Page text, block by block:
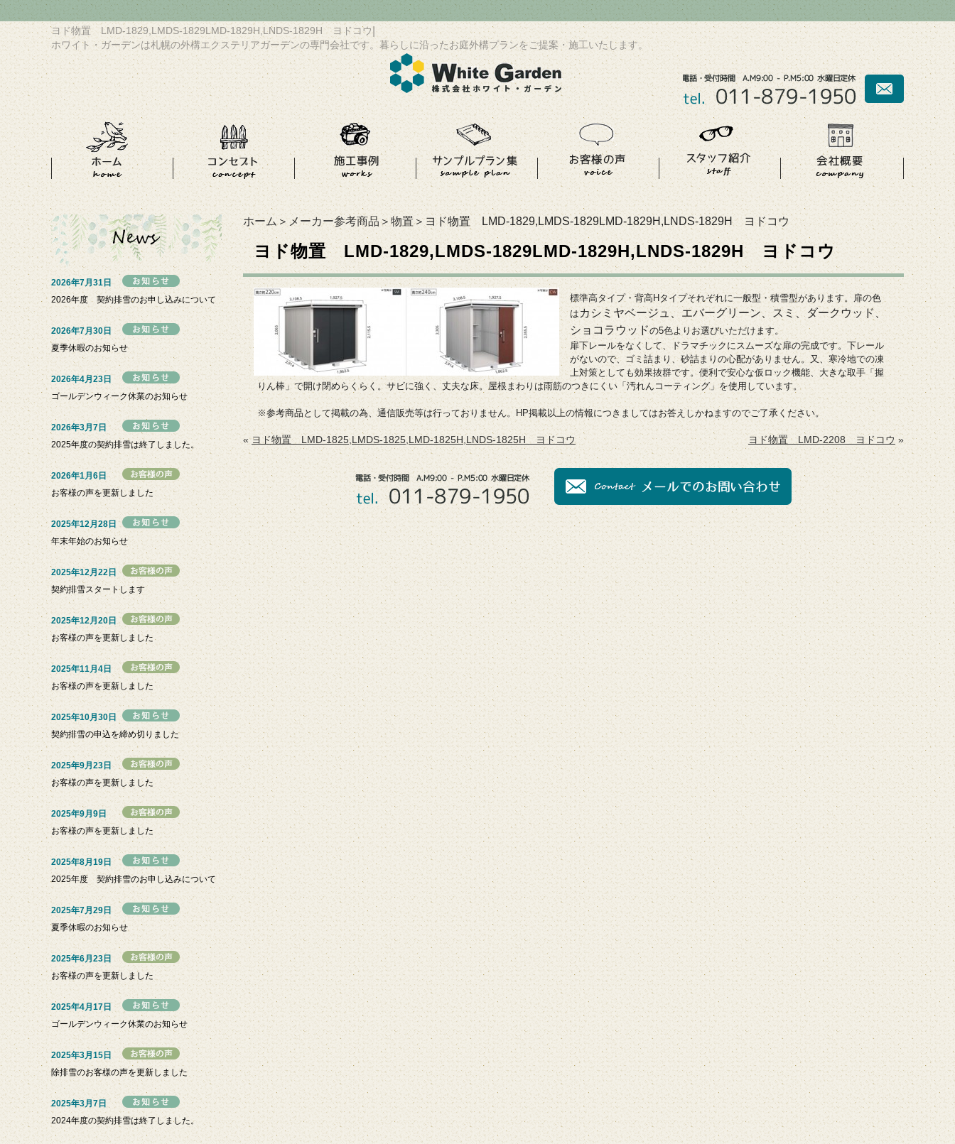
ヨド物置 LMD-1829,LMDS-1829LMD-1829H,LNDS-1829H ヨドコウ
ホワイト・ガーデンは札幌の外構エクステリアガーデンの専門会社です。暮らしに沿ったお庭外構プランをご提案・施工いたします。
ホーム＞ メーカー参考商品＞ 物置＞ヨド物置 LMD-1829,LMDS-1829LMD-1829H,LNDS-1829H ヨドコウ
ヨド物置 LMD-1829,LMDS-1829LMD-1829H,LNDS-1829H ヨドコウ
標準高タイプ・背高Hタイプそれぞれに一般型・積雪型があります。 扉の色
はカシミヤベージュ、エバーグリーン、スミ、ダークウッド、
ショコラウッドの5色よりお選びいただけます。
扉下レールをなくして、ドラマチックにスムーズな扉の完成です。下レール
がないので、ゴミ詰まり、砂詰まりの心配がありません。又、寒冷地での凍
上対策としても効果抜群です。便利で安心な仮ロック機能、大きな取手「握
りん棒」で開け閉めらくらく。サビに強く、丈夫な床。屋根まわりは雨筋のつきにくい「汚れんコーティング」を使用しています。
※参考商品として掲載の為、通信販売等は行っておりません。HP掲載以上の情報につきましてはお答えしかねますのでご了承ください。
«ヨド物置 LMD-1825,LMDS-1825,LMD-1825H,LNDS-1825H ヨドコウ ヨド物置 LMD-2208 ヨドコウ »
2026年7月31日
2026年度 契約排雪のお申し込みについて
2026年7月30日
夏季休暇のお知らせ
2026年4月23日
ゴールデンウィーク休業のお知らせ
2026年3月7日
2025年度の契約排雪は終了しました。
2026年1月6日
お客様の声を更新しました
2025年12月28日
年末年始のお知らせ
2025年12月22日
契約排雪スタートします
2025年12月20日
お客様の声を更新しました
2025年11月4日
お客様の声を更新しました
2025年10月30日
契約排雪の申込を締め切りました
2025年9月23日
お客様の声を更新しました
2025年9月9日
お客様の声を更新しました
2025年8月19日
2025年度 契約排雪のお申し込みについて
2025年7月29日
夏季休暇のお知らせ
2025年6月23日
お客様の声を更新しました
2025年4月17日
ゴールデンウィーク休業のお知らせ
2025年3月15日
除排雪のお客様の声を更新しました
2025年3月7日
2024年度の契約排雪は終了しました。